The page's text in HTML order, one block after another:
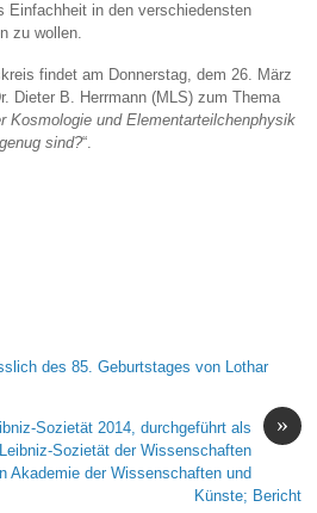
Einfachheit in den verschiedensten
zu wollen.
findet am Donnerstag, dem 26. März
Dieter B. Herrmann (MLS) zum Thema
Kosmologie und Elementarteilchenphysik
sind?“.
des 85. Geburtstages von Lothar
»
Sozietät 2014, durchgeführt als
Sozietät der Wissenschaften
Akademie der Wissenschaften und
Künste; Bericht